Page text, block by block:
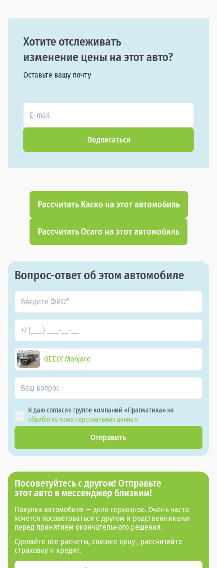
Хотите отслеживать
изменение цены на этот авто?
Оставьте вашу почту
Подписаться
Рассчитать Каско на этот автомобиль
Рассчитать Осаго на этот автомобиль
Вопрос-ответ об этом автомобиле
GEELY Monjaro
Я даю согласие группе компаний «Прагматика» на
обработку моих персональных данных.
Отправить
Посоветуйтесь с другом! Отправьте
этот авто в мессенджер близким!
Покупка автомобиля — дело серьезное. Очень часто
хочется посоветоваться с другом и родственниками
перед принятием окончательного решения.
Сделайте все расчеты, снизьте цену , рассчитайте
страховку и кредит.